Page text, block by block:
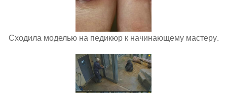
Сходила моделью на педикюр к начинающему мастеру.